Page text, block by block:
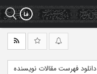
دانلود فهرست مقالات نویسنده